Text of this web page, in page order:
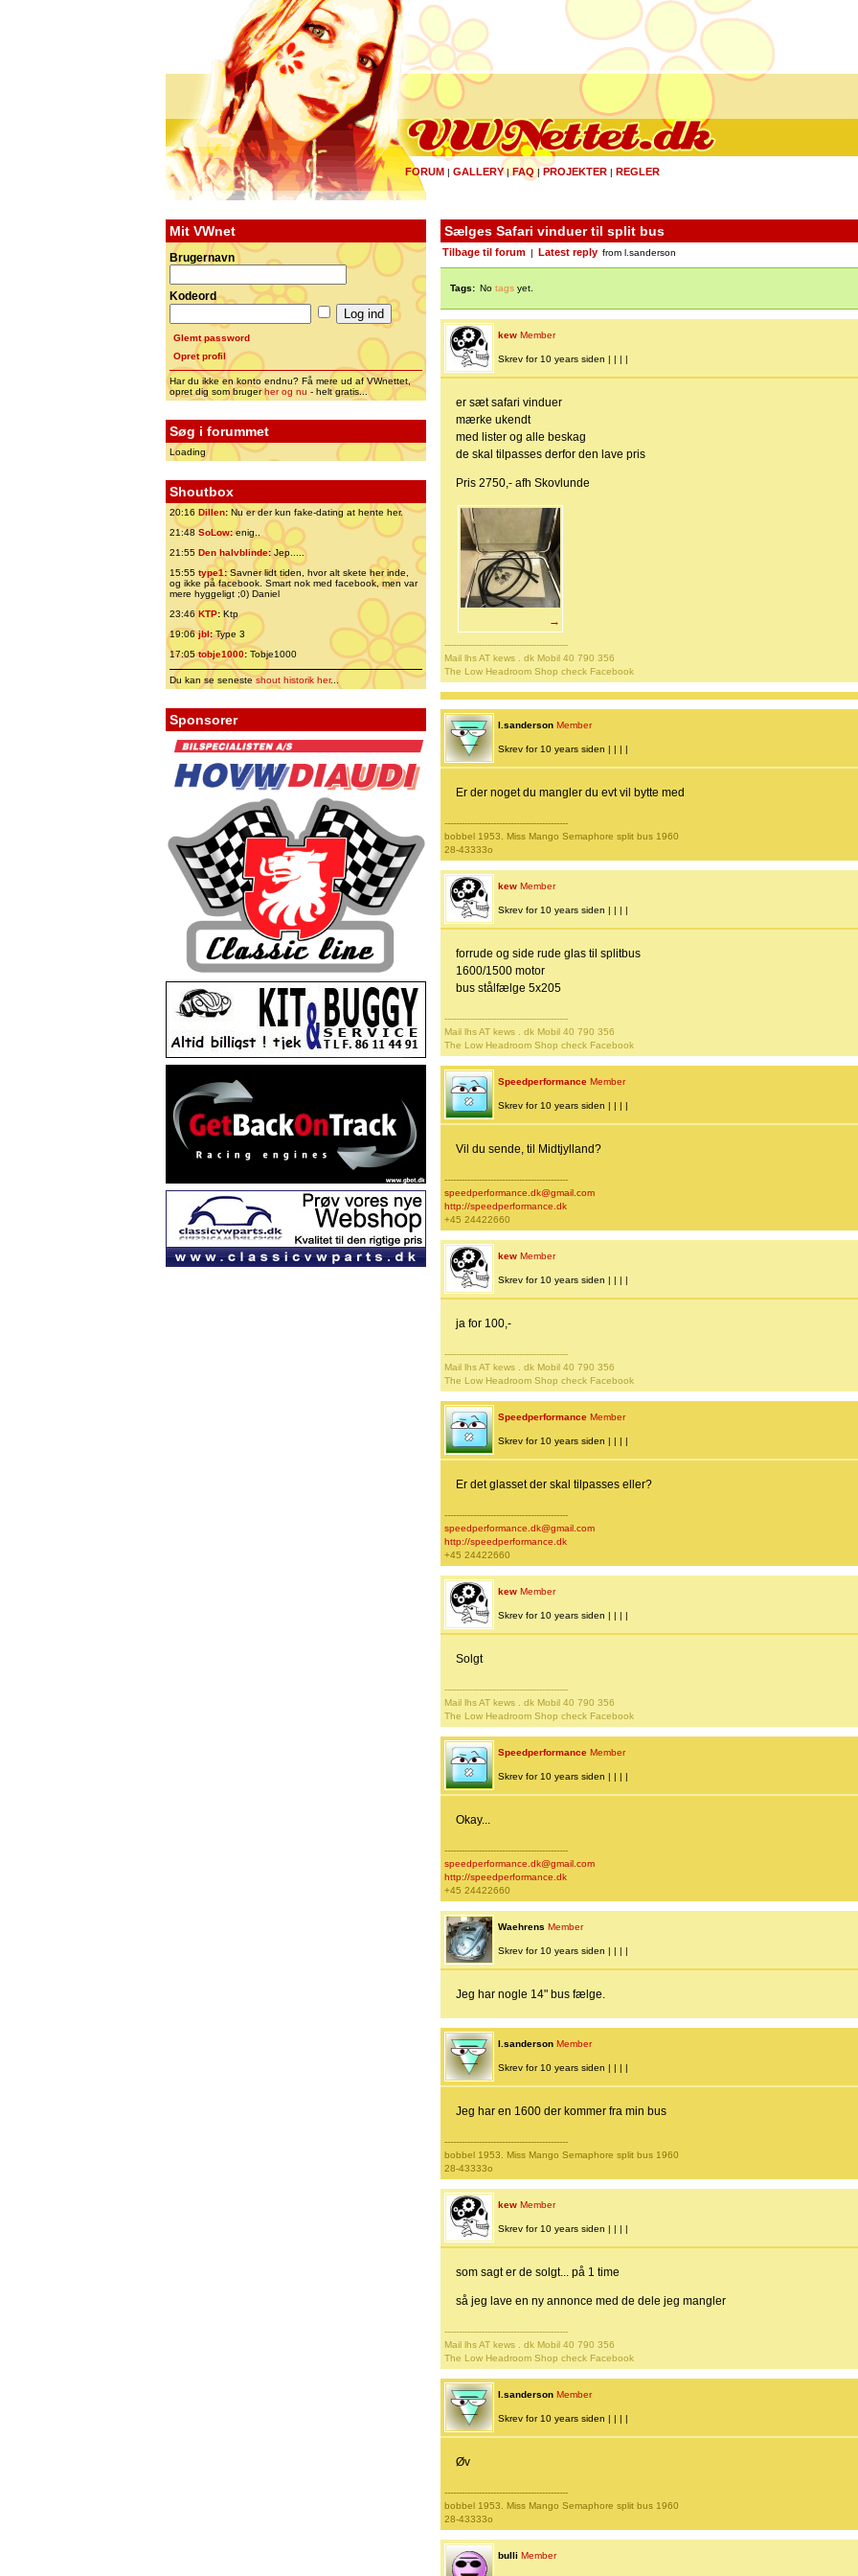
FORUM | GALLERY|FAQ | PROJEKTER | REGLER
Mit VWnet
Brugernavn
Kodeord
Glemt password
Opret profil
Har du ikke en konto endnu? Få mere ud af VWnettet,
opret dig som brugerher og nu - helt gratis...
Søg i forummet
Loading
Shoutbox
20:16 Dillen: Nu er der kun fake-dating at hente her.
21:48 SoLow:enig..
21:55 Den halvblinde:Jep.....
15:55 type1:Savner lidt tiden, hvor alt skete her inde,
og ikke på facebook. Smart nok med facebook, men var
mere hyggeligt ;0) Daniel
23:46 KTP:Ktp
19:06jbl:Type 3
17:05tobje1000: Tobje1000
Du kan se senesteshout historik her...
Sponsorer
Sælges Safari vinduer til split bus
Tilbage til forum Latest reply from l.sanderson
Tags: No tags yet.
kew Member
Skrev for 10 years siden | | | |
er sæt safari vinduer
mærke ukendt
med lister og alle beskag
de skal tilpasses derfor den lave pris
Pris 2750,- afh Skovlunde
→
-------------------------------------------
Mail lhs AT kews . dk Mobil 40 790 356
The Low Headroom Shop check Facebook
l.sanderson Member
Skrev for 10 years siden | | | |
Er der noget du mangler du evt vil bytte med
-------------------------------------------
bobbel 1953. Miss Mango Semaphore split bus 1960
28-43333o
kew Member
Skrev for 10 years siden | | | |
forrude og side rude glas til splitbus
1600/1500 motor
bus stålfælge 5x205
-------------------------------------------
Mail lhs AT kews . dk Mobil 40 790 356
The Low Headroom Shop check Facebook
Speedperformance Member
Skrev for 10 years siden | | | |
Vil du sende, til Midtjylland?
-------------------------------------------
speedperformance.dk@gmail.com
http://speedperformance.dk
+45 24422660
kew Member
Skrev for 10 years siden | | | |
ja for 100,-
-------------------------------------------
Mail lhs AT kews . dk Mobil 40 790 356
The Low Headroom Shop check Facebook
Speedperformance Member
Skrev for 10 years siden | | | |
Er det glasset der skal tilpasses eller?
-------------------------------------------
speedperformance.dk@gmail.com
http://speedperformance.dk
+45 24422660
kew Member
Skrev for 10 years siden | | | |
Solgt
-------------------------------------------
Mail lhs AT kews . dk Mobil 40 790 356
The Low Headroom Shop check Facebook
Speedperformance Member
Skrev for 10 years siden | | | |
Okay...
-------------------------------------------
speedperformance.dk@gmail.com
http://speedperformance.dk
+45 24422660
Waehrens Member
Skrev for 10 years siden | | | |
Jeg har nogle 14" bus fælge.
l.sanderson Member
Skrev for 10 years siden | | | |
Jeg har en 1600 der kommer fra min bus
-------------------------------------------
bobbel 1953. Miss Mango Semaphore split bus 1960
28-43333o
kew Member
Skrev for 10 years siden | | | |
som sagt er de solgt... på 1 time
så jeg lave en ny annonce med de dele jeg mangler
-------------------------------------------
Mail lhs AT kews . dk Mobil 40 790 356
The Low Headroom Shop check Facebook
l.sanderson Member
Skrev for 10 years siden | | | |
Øv
-------------------------------------------
bobbel 1953. Miss Mango Semaphore split bus 1960
28-43333o
bulli Member